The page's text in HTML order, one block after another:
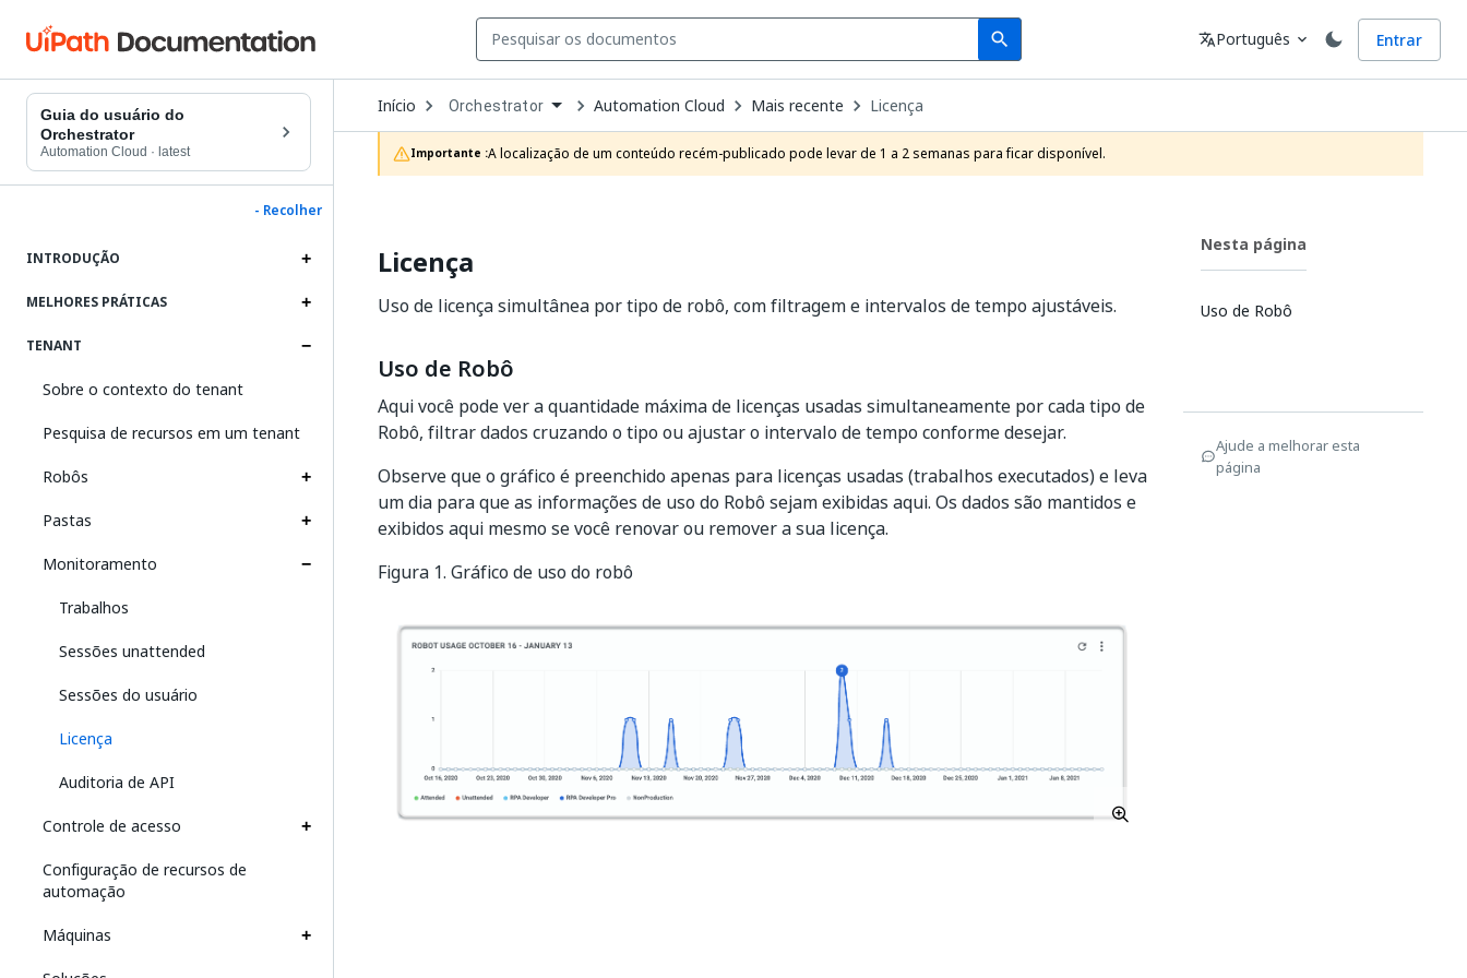
search
Search Idioma
translatePortuguês expand_more Entrar
Guia do usuário do
Orchestrator
Automation Cloud · latest
- Recolher
INTRODUÇÃO
MELHORES PRÁTICAS
TENANT
Sobre o contexto do tenant
Pesquisa de recursos em um tenant
Robôs
Pastas
Monitoramento
Trabalhos
Sessões unattended
Sessões do usuário
Licença
Auditoria de API
Controle de acesso
Configuração de recursos de
automação
Máquinas
Início Open
Dropdown
to
choose
product
Orchestrator Automation Cloud Mais recente Licença
Importante :A localização de um conteúdo recém-publicado pode levar de 1 a 2 semanas para ficar disponível.
Licença
Uso de licença simultânea por tipo de robô, com filtragem e intervalos de tempo ajustáveis.
Uso de Robô
Aqui você pode ver a quantidade máxima de licenças usadas simultaneamente por cada tipo de
Robô, filtrar dados cruzando o tipo ou ajustar o intervalo de tempo conforme desejar.
Observe que o gráfico é preenchido apenas para licenças usadas (trabalhos executados) e leva
um dia para que as informações de uso do Robô sejam exibidas aqui. Os dados são mantidos e
exibidos aqui mesmo se você renovar ou remover a sua licença.
Figura 1. Gráfico de uso do robô
Nesta página
Uso de Robô
Ajude a melhorar esta
página